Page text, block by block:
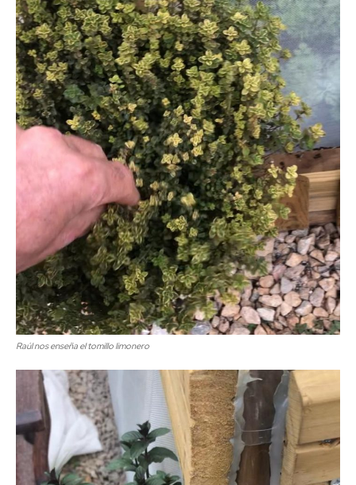
Raúl nos enseña el tomillo limonero